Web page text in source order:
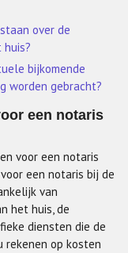
over de
bijkomende
worden gebracht?
een notaris
voor een notaris
een notaris bij de
van
het huis, de
diensten die de
rekenen op kosten